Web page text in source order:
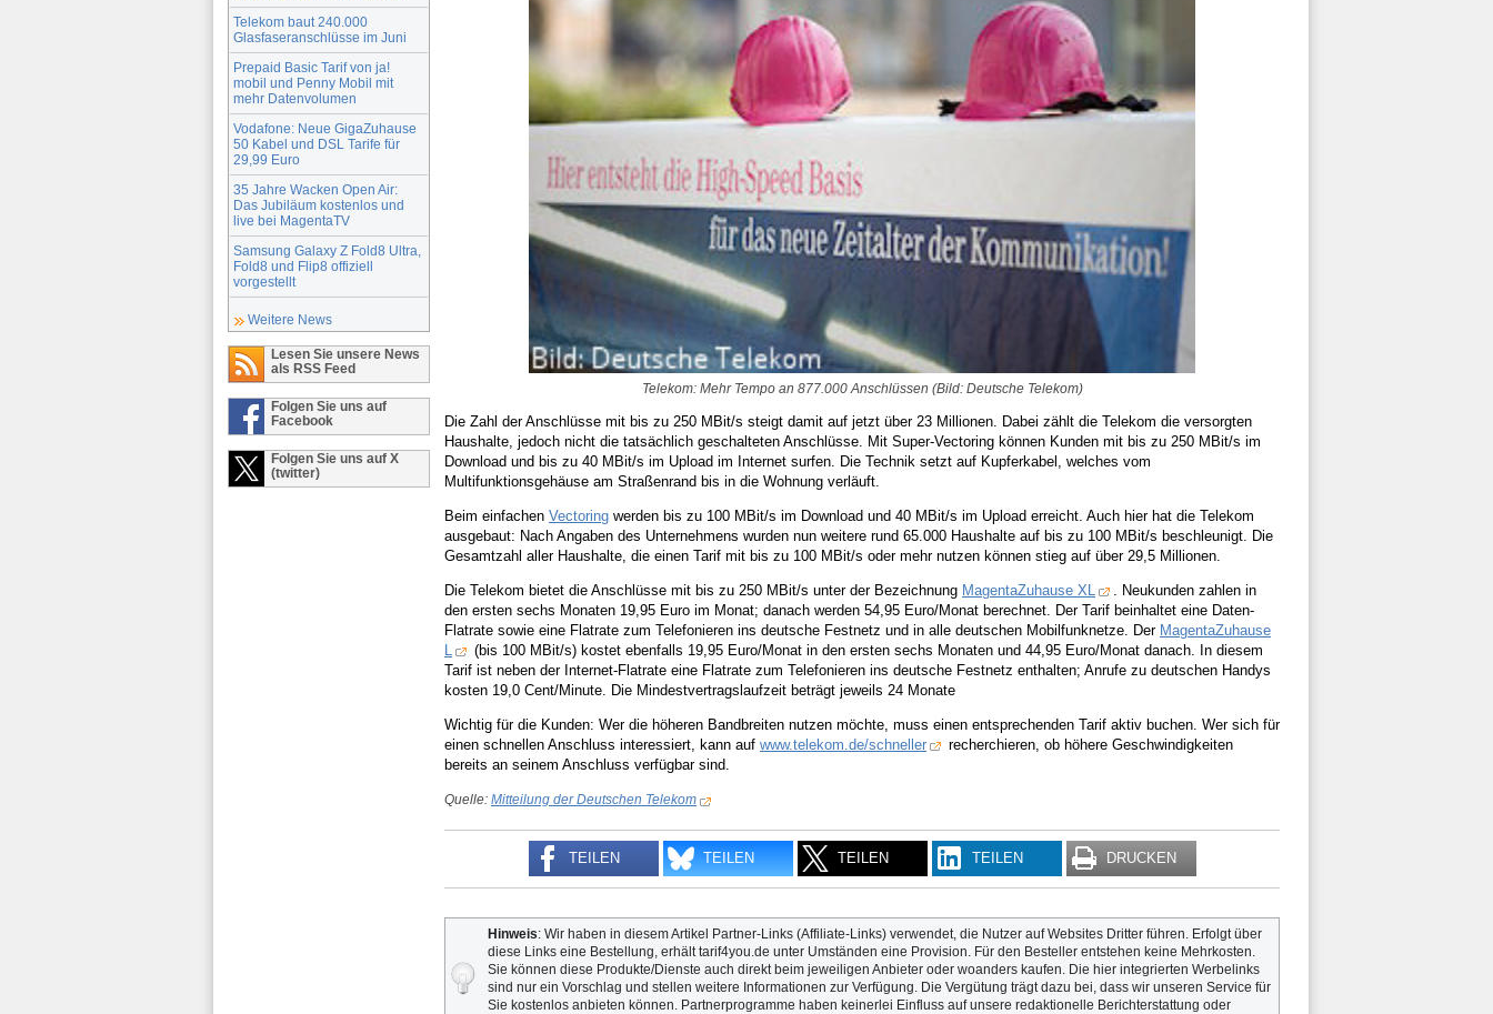
Telekom baut 240.000
Glasfaseranschlüsse im Juni
Prepaid Basic Tarif von ja!
mobil und Penny Mobil mit
mehr Datenvolumen
Vodafone: Neue GigaZuhause
50 Kabel und DSL Tarife für
29,99 Euro
35 Jahre Wacken Open Air:
Das Jubiläum kostenlos und
live bei MagentaTV
Samsung Galaxy Z Fold8 Ultra,
Fold8 und Flip8 offiziell
vorgestellt
Weitere News
Lesen Sie unsere News
als RSS Feed
Folgen Sie uns auf
Facebook
Folgen Sie uns auf X
(twitter)
Telekom: Mehr Tempo an 877.000 Anschlüssen (Bild: Deutsche Telekom)
Die Zahl der Anschlüsse mit bis zu 250 MBit/s steigt damit auf jetzt über 23 Millionen. Dabei zählt die Telekom die versorgten
Haushalte, jedoch nicht die tatsächlich geschalteten Anschlüsse. Mit Super-Vectoring können Kunden mit bis zu 250 MBit/s im
Download und bis zu 40 MBit/s im Upload im Internet surfen. Die Technik setzt auf Kupferkabel, welches vom
Multifunktionsgehäuse am Straßenrand bis in die Wohnung verläuft.
Beim einfachen Vectoring werden bis zu 100 MBit/s im Download und 40 MBit/s im Upload erreicht. Auch hier hat die Telekom
ausgebaut: Nach Angaben des Unternehmens wurden nun weitere rund 65.000 Haushalte auf bis zu 100 MBit/s beschleunigt. Die
Gesamtzahl aller Haushalte, die einen Tarif mit bis zu 100 MBit/s oder mehr nutzen können stieg auf über 29,5 Millionen.
Die Telekom bietet die Anschlüsse mit bis zu 250 MBit/s unter der Bezeichnung MagentaZuhause XL
. Neukunden zahlen in
den ersten sechs Monaten 19,95 Euro im Monat; danach werden 54,95 Euro/Monat berechnet. Der Tarif beinhaltet eine Daten-
Flatrate sowie eine Flatrate zum Telefonieren ins deutsche Festnetz und in alle deutschen Mobilfunknetze. Der MagentaZuhause
L
(bis 100 MBit/s) kostet ebenfalls 19,95 Euro/Monat in den ersten sechs Monaten und 44,95 Euro/Monat danach. In diesem
Tarif ist neben der Internet-Flatrate eine Flatrate zum Telefonieren ins deutsche Festnetz enthalten; Anrufe zu deutschen Handys
kosten 19,0 Cent/Minute. Die Mindestvertragslaufzeit beträgt jeweils 24 Monate
Wichtig für die Kunden: Wer die höheren Bandbreiten nutzen möchte, muss einen entsprechenden Tarif aktiv buchen. Wer sich für
einen schnellen Anschluss interessiert, kann auf www.telekom.de/schneller
recherchieren, ob höhere Geschwindigkeiten
bereits an seinem Anschluss verfügbar sind.
Quelle: Mitteilung der Deutschen Telekom
TEILEN TEILEN TEILEN TEILEN DRUCKEN
Hinweis: Wir haben in diesem Artikel Partner-Links (Affiliate-Links) verwendet, die Nutzer auf Websites Dritter führen. Erfolgt über
diese Links eine Bestellung, erhält tarif4you.de unter Umständen eine Provision. Für den Besteller entstehen keine Mehrkosten.
Sie können diese Produkte/Dienste auch direkt beim jeweiligen Anbieter oder woanders kaufen. Die hier integrierten Werbelinks
sind nur ein Vorschlag und stellen weitere Informationen zur Verfügung. Die Vergütung trägt dazu bei, dass wir unseren Service für
Sie kostenlos anbieten können. Partnerprogramme haben keinerlei Einfluss auf unsere redaktionelle Berichterstattung oder